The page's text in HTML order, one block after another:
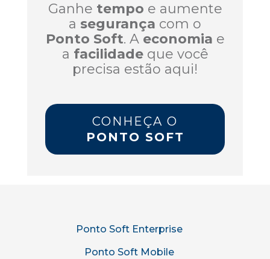
Ganhe tempo e aumente
a segurança com o
Ponto Soft. A economia e
a facilidadeque você
precisa estão aqui!
CONHEÇA O
PONTO SOFT
Ponto Soft Enterprise
Ponto Soft Mobile